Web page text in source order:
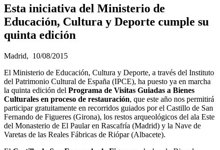
Esta iniciativa del Ministerio de
Educación, Cultura y Deporte cumple su
quinta edición
Madrid, 10/08/2015
El Ministerio de Educación, Cultura y Deporte, a través del Instituto
del Patrimonio Cultural de España (IPCE), ha puesto ya en marcha
la quinta edición del Programa de Visitas Guiadas a Bienes
Culturales en proceso de restauración, que este año nos permitirá
participar gratuitamente en recorridos guiados por el Castillo de San
Fernando de Figueres (Girona), los restos arqueológicos del ala Este
del Monasterio de El Paular en Rascafría (Madrid) y la Nave de
Varetas de las Reales Fábricas de Riópar (Albacete).